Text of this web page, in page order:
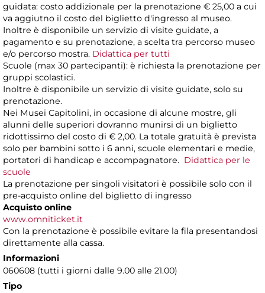
guidata: costo addizionale per la prenotazione € 25,00 a cui
va aggiutno il costo del biglietto d'ingresso al museo.
Inoltre è disponibile un servizio di visite guidate, a
pagamento e su prenotazione, a scelta tra percorso museo
e/o percorso mostra. Didattica per tutti
Scuole (max 30 partecipanti): è richiesta la prenotazione per
gruppi scolastici.
Inoltre è disponibile un servizio di visite guidate, solo su
prenotazione.
Nei Musei Capitolini, in occasione di alcune mostre, gli
alunni delle superiori dovranno munirsi di un biglietto
ridottissimo del costo di € 2,00. La totale gratuità è prevista
solo per bambini sotto i 6 anni, scuole elementari e medie,
portatori di handicap e accompagnatore. Didattica per le
scuole
La prenotazione per singoli visitatori è possibile solo con il
pre-acquisto online del biglietto di ingresso
Acquisto online
www.omniticket.it
Con la prenotazione è possibile evitare la fila presentandosi
direttamente alla cassa.
Informazioni
060608 (tutti i giorni dalle 9.00 alle 21.00)
Tipo